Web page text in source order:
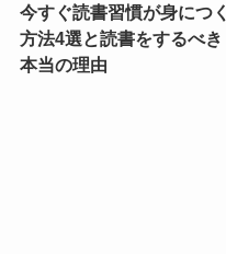
今すぐ読書習慣が身につく
方法4選と読書をするべき
本当の理由